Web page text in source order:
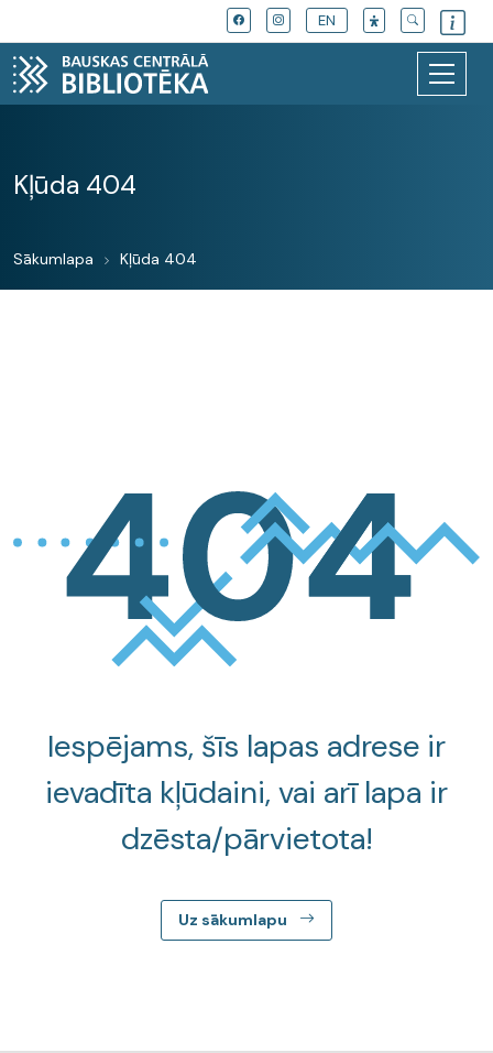
EN
Kļūda 404
Sākumlapa Kļūda 404
Iespējams, šīs lapas adrese ir
ievadīta kļūdaini, vai arī lapa ir
dzēsta/pārvietota!
Uz sākumlapu